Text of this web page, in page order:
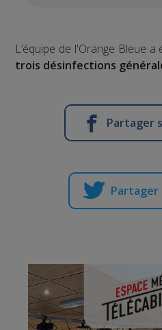
L’équipe de l'Orange Bleue a
trois désinfections
Partager